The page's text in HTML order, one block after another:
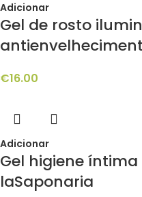
Adicionar
Gel de rosto
€16.00
Adicionar
Gel higiene
laSaponaria